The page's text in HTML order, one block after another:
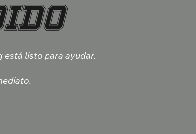
está listo para ayudar.